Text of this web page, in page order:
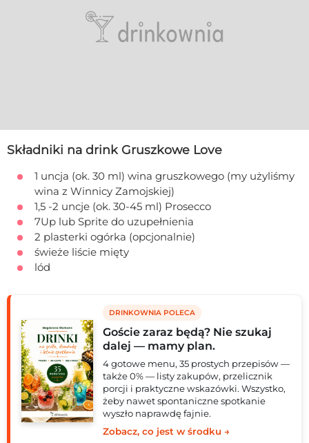
Składniki na drink Gruszkowe Love
1 uncja (ok. 30 ml) wina gruszkowego (my użyliśmy
wina z Winnicy Zamojskiej)
1,5 -2 uncje (ok. 30-45 ml) Prosecco
7Up lub Sprite do uzupełnienia
2 plasterki ogórka (opcjonalnie)
świeże liście mięty
lód
DRINKOWNIA POLECA
Goście zaraz będą? Nie szukaj
dalej — mamy plan.
4 gotowe menu, 35 prostych przepisów —
także 0% — listy zakupów, przelicznik
porcji i praktyczne wskazówki. Wszystko,
żeby nawet spontaniczne spotkanie
wyszło naprawdę fajnie.
Zobacz, co jest w środku →